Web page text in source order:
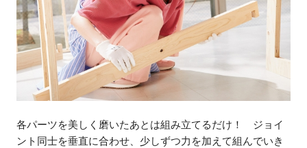
各パーツを美しく磨いたあとは組み立てるだけ！ ジョイ
ント同士を垂直に合わせ、少しずつ力を加えて組んでいき